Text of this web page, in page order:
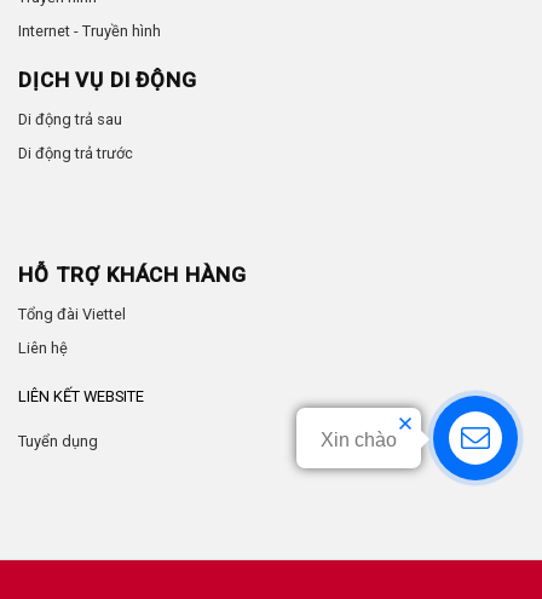
Internet - Truyền hình
DỊCH VỤ DI ĐỘNG
Di động trả sau
Di động trả trước
HỖ TRỢ KHÁCH HÀNG
Tổng đài Viettel
Liên hệ
LIÊN KẾT WEBSITE
Tuyển dụng Xin chào